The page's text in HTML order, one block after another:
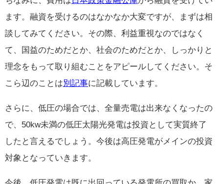
ます。融資を受けるのはなかなか大変ですが、まずは相
談してみてください。その際、利益重視なのではなく
て、国益のためだとか、社会のためだとか、しっかりと
理念をもって取り組むことをアピールしてください。そ
こら辺のことは別記事に記載しています。
さらに、低圧の場合では、全量売電は出来なくなったの
で、50kw未満の低圧太陽光発電は投資として実質終了
したと言えるでしょう。今後は高圧発電がメインの投資
対象となっていきます。